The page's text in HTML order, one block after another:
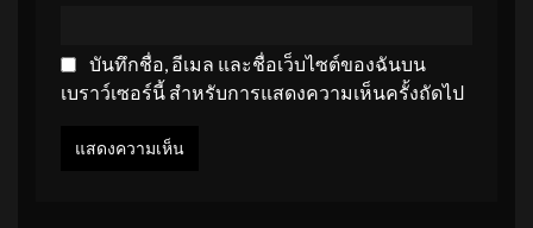
บันทึกชื่อ, อีเมล และชื่อเว็บไซต์ของฉันบน
เบราว์เซอร์นี้ สำหรับการแสดงความเห็นครั้งถัดไป